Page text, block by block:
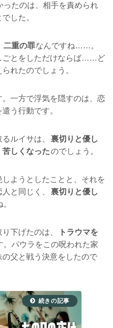
ったのは、相手を責められ
した。
二重の罪なんですね……。
ごとをしただけならば……ど
れたのでしょう。
一方で浮気を隠すのは、恋
う行動です。
ルイサは、
裏切りと優し
苦しくなったのでしょう。
ようとしたことと、それを
と同じく、
裏切りと優し
下げたのは、
トラウマを
。パウラをこの呪われた家
父と戦う決意をしたので